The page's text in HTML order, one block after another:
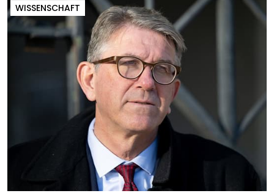
WISSENSCHAFT